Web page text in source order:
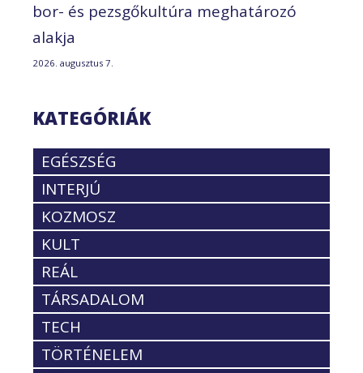
bor- és pezsgőkultúra meghatározó
alakja
2026. augusztus 7.
KATEGÓRIÁK
EGÉSZSÉG
INTERJÚ
KOZMOSZ
KULT
REÁL
TÁRSADALOM
TECH
TÖRTÉNELEM